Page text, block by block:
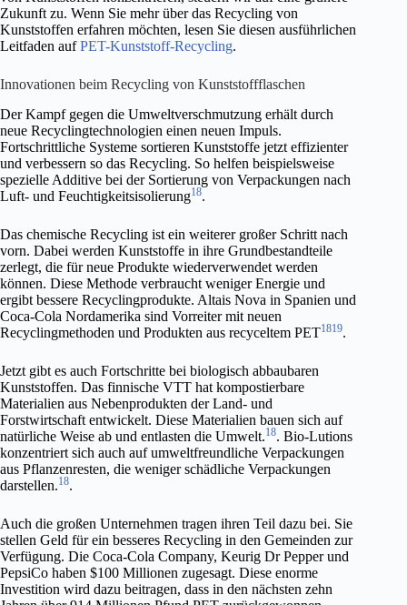
Zukunft zu. Wenn Sie mehr über das Recycling von
Kunststoffen erfahren möchten, lesen Sie diesen ausführlichen
Leitfaden aufPET-Kunststoff-Recycling.
Innovationen beim Recycling von Kunststoffflaschen
Der Kampf gegen die Umweltverschmutzung erhält durch
neue Recyclingtechnologien einen neuen Impuls.
Fortschrittliche Systeme sortieren Kunststoffe jetzt effizienter
und verbessern so das Recycling. So helfen beispielsweise
spezielle Additive bei der Sortierung von Verpackungen nach
Luft- und Feuchtigkeitsisolierung18.
Das chemische Recycling ist ein weiterer großer Schritt nach
vorn. Dabei werden Kunststoffe in ihre Grundbestandteile
zerlegt, die für neue Produkte wiederverwendet werden
können. Diese Methode verbraucht weniger Energie und
ergibt bessere Recyclingprodukte. Altais Nova in Spanien und
Coca-Cola Nordamerika sind Vorreiter mit neuen
Recyclingmethoden und Produkten aus recyceltem PET1819.
Jetzt gibt es auch Fortschritte bei biologisch abbaubaren
Kunststoffen. Das finnische VTT hat kompostierbare
Materialien aus Nebenprodukten der Land- und
Forstwirtschaft entwickelt. Diese Materialien bauen sich auf
natürliche Weise ab und entlasten die Umwelt.18. Bio-Lutions
konzentriert sich auch auf umweltfreundliche Verpackungen
aus Pflanzenresten, die weniger schädliche Verpackungen
darstellen.18.
Auch die großen Unternehmen tragen ihren Teil dazu bei. Sie
stellen Geld für ein besseres Recycling in den Gemeinden zur
Verfügung. Die Coca-Cola Company, Keurig Dr Pepper und
PepsiCo haben $100 Millionen zugesagt. Diese enorme
Investition wird dazu beitragen, dass in den nächsten zehn